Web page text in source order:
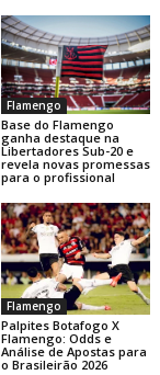
Flamengo
Base do Flamengo
ganha destaque na
Libertadores Sub-20 e
revela novas promessas
para o profissional
Flamengo
Palpites Botafogo X
Flamengo: Odds e
Análise de Apostas para
o Brasileirão 2026